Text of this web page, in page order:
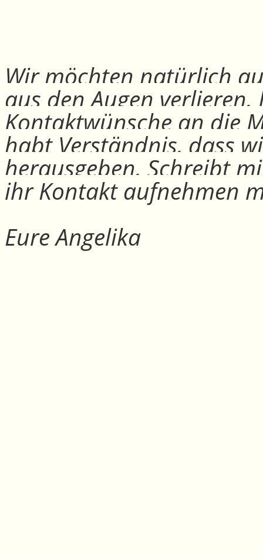
Wir möchten natürlich
aus den Augen
Kontaktwünsche an die
habt Verständnis, dass
herausgeben. Schreibt
ihr Kontakt aufnehmen
Eure Angelika